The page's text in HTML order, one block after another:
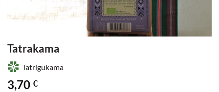
Tatrakama
Tatrigukama
3,70 €